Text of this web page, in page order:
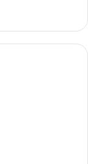
редукторы
профиль и